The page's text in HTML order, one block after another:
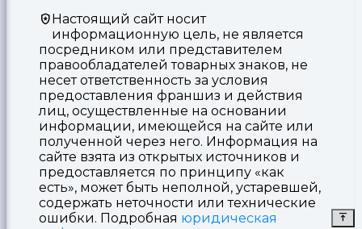
Настоящий сайт носит
информационную цель, не является
посредником или представителем
правообладателей товарных знаков, не
несет ответственность за условия
предоставления франшиз и действия
лиц, осуществленные на основании
информации, имеющейся на сайте или
полученной через него. Информация на
сайте взята из открытых источников и
предоставляется по принципу «как
есть», может быть неполной, устаревшей,
содержать неточности или технические
ошибки. Подробная юридическая